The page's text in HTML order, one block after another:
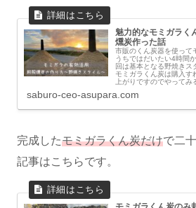
魅力的なモミガラく
燻炭作った話
市販のくん炭器を使って
うちではだいたい4時間
回は基本となる野焼きス
モミガラくん炭は購入す
上がりですのでやってみ
saburo-ceo-asupara.com
完成したモミガラくん炭だけで二
記事はこちらです。